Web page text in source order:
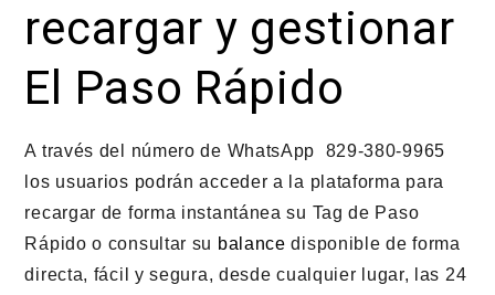
recargar y gestionar
El Paso Rápido
A través del número de WhatsApp 829-380-9965
los usuarios podrán acceder a la plataforma para
recargar de forma instantánea su Tag de Paso
Rápido o consultar su balancedisponible de forma
directa, fácil y segura, desde cualquier lugar, las 24